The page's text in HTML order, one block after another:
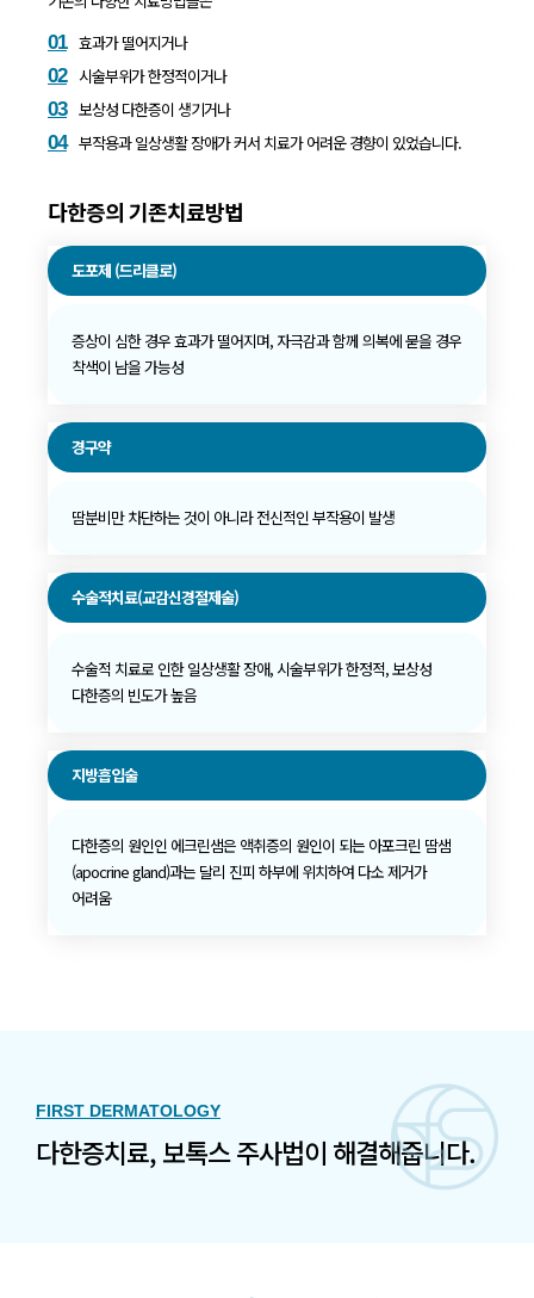
01 효과가 떨어지거나
02 시술부위가 한정적이거나
03 보상성 다한증이 생기거나
04 부작용과 일상생활 장애가 커서 치료가 어려운 경향이 있었습니다.
다한증의 기존치료방법
도포제 (드리클로)
증상이 심한 경우 효과가 떨어지며, 자극감과 함께 의복에 묻을 경우
착색이 남을 가능성
경구약
땀분비만 차단하는 것이 아니라 전신적인 부작용이 발생
수술적치료(교감신경절제술)
수술적 치료로 인한 일상생활 장애, 시술부위가 한정적, 보상성
다한증의 빈도가 높음
지방흡입술
다한증의 원인인 에크린샘은 액취증의 원인이 되는 아포크린 땀샘
(apocrine gland)과는 달리 진피 하부에 위치하여 다소 제거가
어려움
FIRST DERMATOLOGY
다한증치료, 보톡스 주사법이 해결해줍니다.